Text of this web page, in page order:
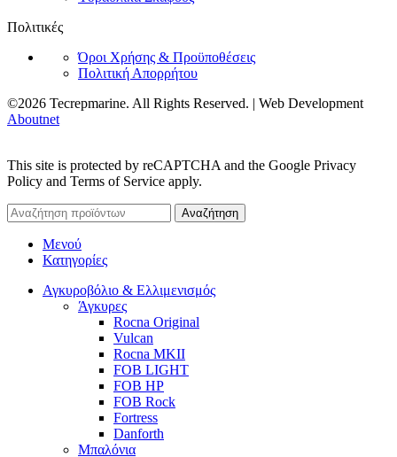
Πολιτικές
Όροι Χρήσης & Προϋποθέσεις
Πολιτική Απορρήτου
©2026 Tecrepmarine. All Rights Reserved. | Web Development
Aboutnet
This site is protected by reCAPTCHA and the Google Privacy
Policy and Terms of Service apply.
Αναζήτηση
Μενού
Κατηγορίες
Αγκυροβόλιο & Ελλιμενισμός
Άγκυρες
Rocna Original
Vulcan
Rocna MKII
FOB LIGHT
FOB HP
FOB Rock
Fortress
Danforth
Μπαλόνια